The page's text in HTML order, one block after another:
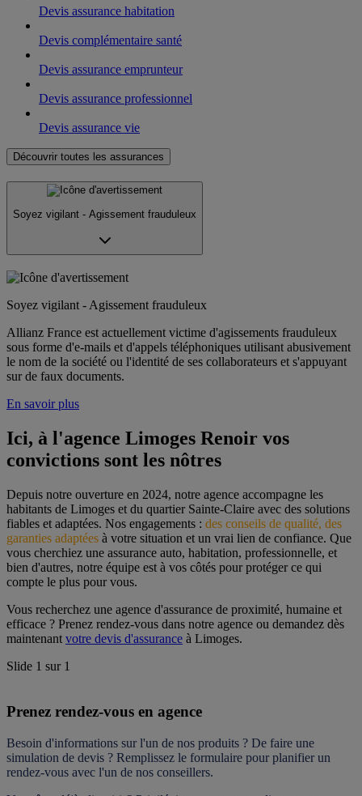
Devis assurance habitation
Devis complémentaire santé
Devis assurance emprunteur
Devis assurance professionnel
Devis assurance vie
Découvrir toutes les assurances
Soyez vigilant - Agissement frauduleux
Soyez vigilant - Agissement frauduleux
Allianz France est actuellement victime d'agissements frauduleux
sous forme d'e-mails et d'appels téléphoniques utilisant abusivement
le nom de la société ou l'identité de ses collaborateurs et s'appuyant
sur de faux documents.
En savoir plus
Ici, à l'agence Limoges Renoir vos
convictions sont les nôtres
Depuis notre ouverture en 2024, notre agence accompagne les
habitants de Limoges et du quartier Sainte-Claire avec des solutions
fiables et adaptées. Nos engagements : des conseils de qualité, des
garanties adaptées à votre situation et un vrai lien de confiance. Que
vous cherchiez une assurance auto, habitation, professionnelle, et
bien d'autres, notre équipe est à vos côtés pour protéger ce qui
compte le plus pour vous.
Vous recherchez une agence d'assurance de proximité, humaine et
efficace ? Prenez rendez-vous dans notre agence ou demandez dès
maintenant votre devis d'assurance à Limoges.
Slide 1 sur 1
Prenez rendez-vous en agence
Besoin d'informations sur l'un de nos produits ? De faire une
simulation de devis ? Remplissez le formulaire pour planifier un
rendez-vous avec l'un de nos conseillers.